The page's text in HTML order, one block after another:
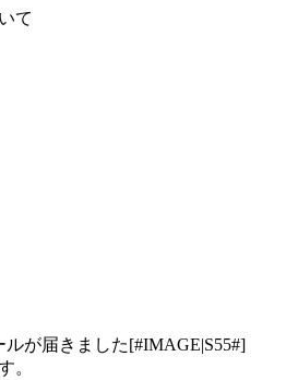
て
が届きました[#IMAGE|S55#]
。